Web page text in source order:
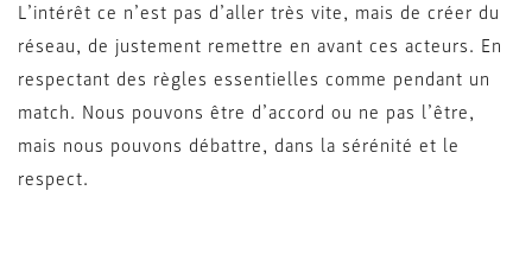
L’intérêt ce n’est pas d’aller très vite, mais de créer du
réseau, de justement remettre en avant ces acteurs. En
respectant des règles essentielles comme pendant un
match. Nous pouvons être d’accord ou ne pas l’être,
mais nous pouvons débattre, dans la sérénité et le
respect.